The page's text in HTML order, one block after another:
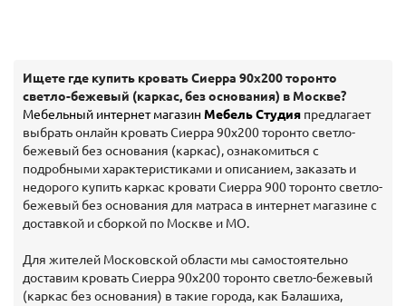
Ищете где купить кровать Сиерра 90х200 торонто
светло-бежевый (каркас, без основания) в Москве?
Мебельный интернет магазин Мебель Студия предлагает
выбрать онлайн кровать Сиерра 90х200 торонто светло-
бежевый без основания (каркас), ознакомиться с
подробными характеристиками и описанием, заказать и
недорого купить каркас кровати Сиерра 900 торонто светло-
бежевый без основания для матраса в интернет магазине с
доставкой и сборкой по Москве и МО.
Для жителей Московской области мы самостоятельно
доставим кровать Сиерра 90х200 торонто светло-бежевый
(каркас без основания) в такие города, как Балашиха,